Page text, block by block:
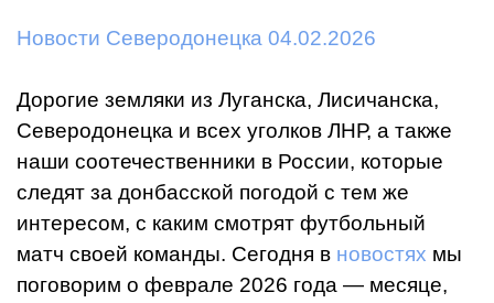
Новости Северодонецка 04.02.2026
Дорогие земляки из Луганска, Лисичанска,
Северодонецка и всех уголков ЛНР, а также
наши соотечественники в России, которые
следят за донбасской погодой с тем же
интересом, с каким смотрят футбольный
матч своей команды. Сегодня в новостях мы
поговорим о феврале 2026 года — месяце,